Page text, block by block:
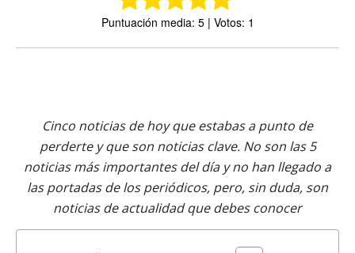
Puntuación media: 5 | Votos: 1
Cinco noticias de hoy que estabas a punto de
perderte y que son noticias clave. No son las 5
noticias más importantes del día y no han llegado a
las portadas de los periódicos, pero, sin duda, son
noticias de actualidad que debes conocer